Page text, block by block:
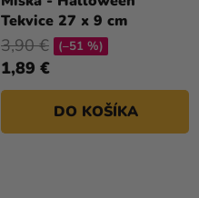
Tekvice 27 x 9 cm
1,89 €
3,90 € (–51 %)
DO KOŠÍKA